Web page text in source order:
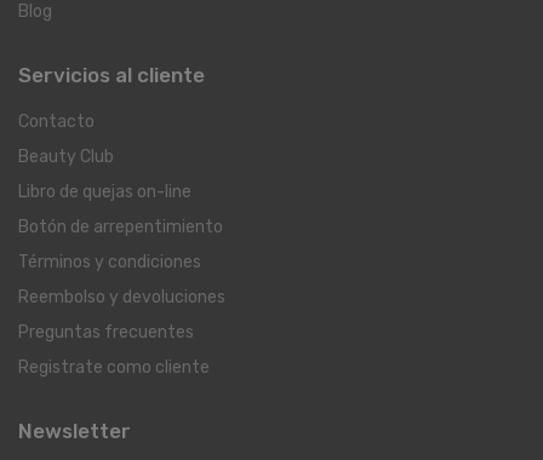
Blog
Servicios al cliente
Contacto
Beauty Club
Libro de quejas on-line
Botón de arrepentimiento
Términos y condiciones
Reembolso y devoluciones
Preguntas frecuentes
Registrate como cliente
Newsletter